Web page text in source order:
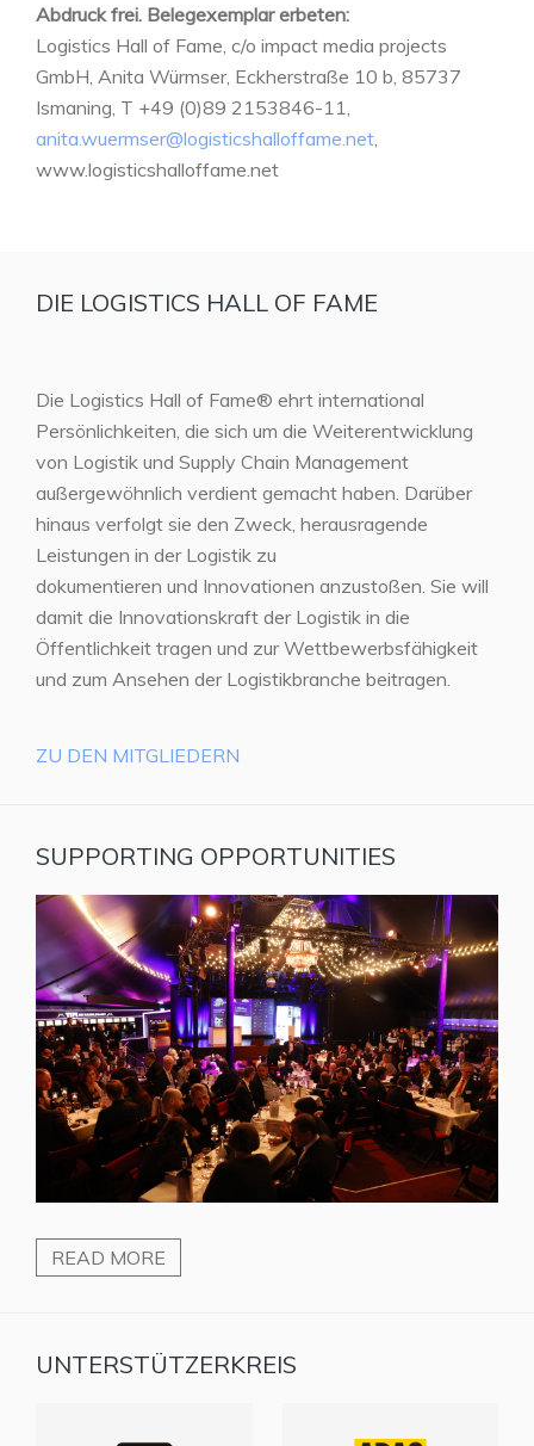
Abdruck frei. Belegexemplar erbeten:
Logistics Hall of Fame, c/o impact media projects
GmbH, Anita Würmser, Eckherstraße 10 b, 85737
Ismaning, T +49 (0)89 2153846-11,
anita.wuermser@logisticshalloffame.net
www.logisticshalloffame.net
DIE LOGISTICS HALL OF FAME
Die Logistics Hall of Fame® ehrt international
Persönlichkeiten, die sich um die Weiterentwicklung
von Logistik und Supply Chain Management
außergewöhnlich verdient gemacht haben. Darüber
hinaus verfolgt sie den Zweck, herausragende
Leistungen in der Logistik zu
dokumentieren und Innovationen anzustoßen. Sie will
damit die Innovationskraft der Logistik in die
Öffentlichkeit tragen und zur Wettbewerbsfähigkeit
und zum Ansehen der Logistikbranche beitragen.
ZU DEN MITGLIEDERN
SUPPORTING OPPORTUNITIES
READ MORE
UNTERSTÜTZERKREIS